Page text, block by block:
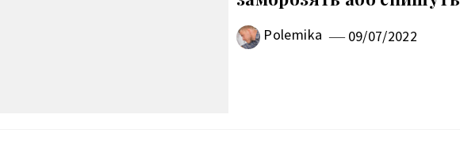
Polemika 09/07/2022